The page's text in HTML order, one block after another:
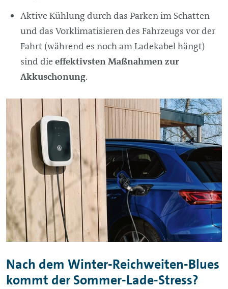
Aktive Kühlung durch das Parken im Schatten
und das Vorklimatisieren des Fahrzeugs vor der
Fahrt (während es noch am Ladekabel hängt)
sind die effektivsten Maßnahmen zur
Akkuschonung.
Nach dem Winter-Reichweiten-Blues
kommt der Sommer-Lade-Stress?